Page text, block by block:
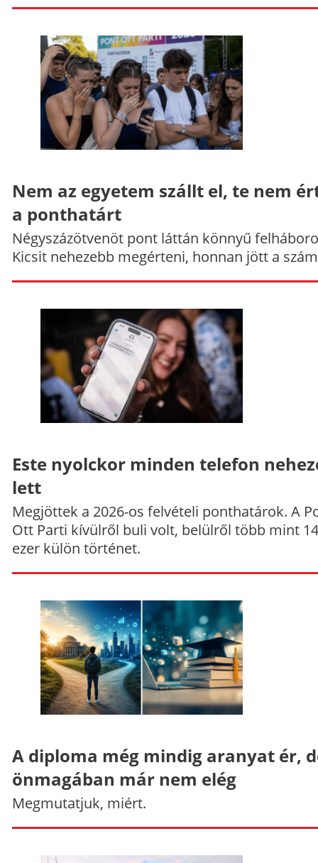
Nem az egyetem szállt el, te nem
a ponthatárt
Négyszázötvenöt pont láttán könnyű
Kicsit nehezebb megérteni, honnan jött a
Este nyolckor minden telefon
lett
Megjöttek a 2026-os felvételi ponthatárok. A
Ott Parti kívülről buli volt, belülről több mint
ezer külön történet.
A diploma még mindig aranyat ér,
önmagában már nem elég
Megmutatjuk, miért.